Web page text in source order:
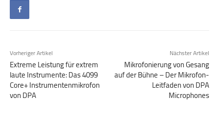
Vorheriger Artikel
Extreme Leistung für extrem
laute Instrumente: Das 4099
Core+ Instrumentenmikrofon
von DPA
Nächster Artikel
Mikrofonierung von Gesang
auf der Bühne – Der Mikrofon-
Leitfaden von DPA
Microphones